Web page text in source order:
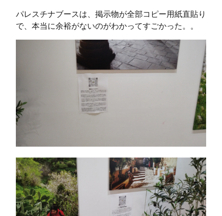
パレスチナブースは、掲示物が全部コピー用紙直貼り
で、本当に余裕がないのがわかってすごかった。。